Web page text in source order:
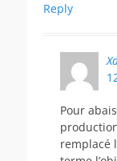
Reply
Pour
remplacé